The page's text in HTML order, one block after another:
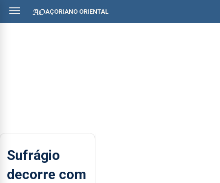
AÇORIANO ORIENTAL
Sufrágio
decorre com